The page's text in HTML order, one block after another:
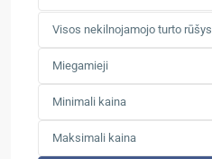
Visos nekilnojamojo turto rūšys